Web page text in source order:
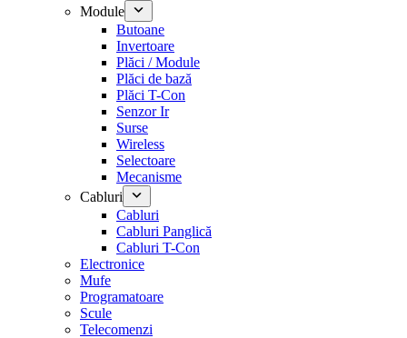
Module
Butoane
Invertoare
Plăci / Module
Plăci de bază
Plăci T-Con
Senzor Ir
Surse
Wireless
Selectoare
Mecanisme
Cabluri
Cabluri
Cabluri Panglică
Cabluri T-Con
Electronice
Mufe
Programatoare
Scule
Telecomenzi